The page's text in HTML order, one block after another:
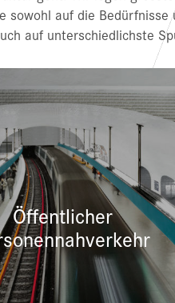
sowohl auf die
auf unterschiedlichste
Öffentlicher